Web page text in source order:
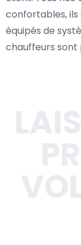
confortables,
équipés de
chauffeurs sont